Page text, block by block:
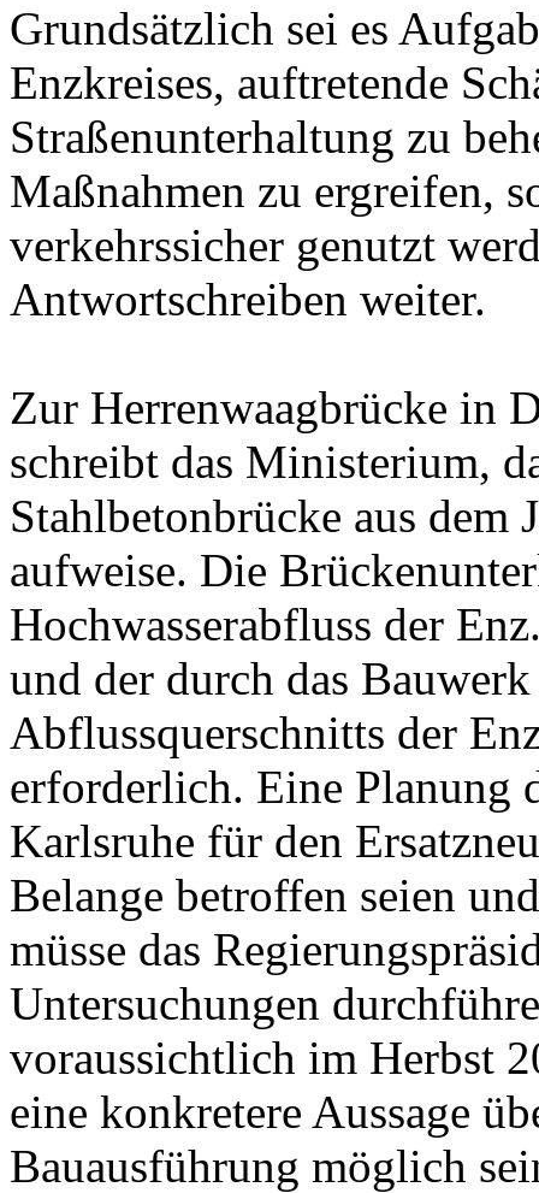
Grundsätzlich sei es
Enzkreises, auftretende
Straßenunterhaltung zu
Maßnahmen zu ergreifen,
verkehrssicher genutzt
Antwortschreiben weiter.
Zur Herrenwaagbrücke in
schreibt das Ministerium,
Stahlbetonbrücke aus dem
aufweise. Die
Hochwasserabfluss der
und der durch das
Abflussquerschnitts der
erforderlich. Eine Planung
Karlsruhe für den
Belange betroffen seien
müsse das
Untersuchungen
voraussichtlich im Herbst
eine konkretere Aussage
Bauausführung möglich